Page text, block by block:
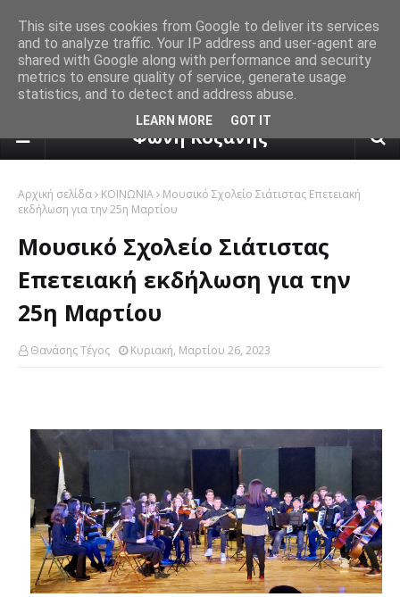
πρόγνωση καιρού από το
Φωνή Κοζάνης
Αρχική σελίδα ΚΟΙΝΩΝΙΑ
Μουσικό Σχολείο Σιάτιστας Επετειακή
εκδήλωση για την 25η Μαρτίου
Μουσικό Σχολείο Σιάτιστας
Επετειακή εκδήλωση για την
25η Μαρτίου
Θανάσης Τέγος Κυριακή, Μαρτίου 26, 2023
This site uses cookies from Google to deliver its services
and to analyze traffic. Your IP address and user-agent are
shared with Google along with performance and security
metrics to ensure quality of service, generate usage
statistics, and to detect and address abuse.
LEARN MORE GOT IT